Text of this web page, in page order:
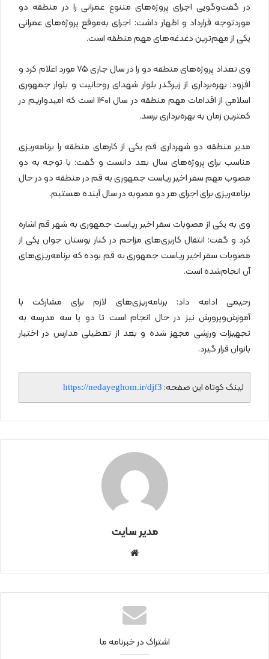
در گفت‌وگویی اجرای پروژه‌های متنوع عمرانی را در منطقه دو
موردتوجه قرارداد و اظهار داشت: اجرای به‌موقع پروژه‌های عمرانی
یکی از مهم‌ترین دغدغه‌های مهم منطقه است.
وی تعداد پروژه‌های منطقه دو را در سال جاری ۷۵ مورد اعلام کرد و
افزود: بهره‌برداری از زیرگذر بلوار شهدای روحانیت و بلوار جمهوری
اسلامی از اقدامات مهم منطقه در سال ۱۴۰۱ است که امیدواریم در
کمترین زمان به بهره‌برداری برسد.
مدیر منطقه دو شهرداری قم یکی از کارهای منطقه را برنامه‌ریزی
مناسب برای پروژه‌های سال بعد دانست و گفت: با توجه به دو
مصوب مهم سفر اخیر ریاست جمهوری به قم در منطقه دو در حال
برنامه‌ریزی برای اجرای هر دو مصوبه در سال آینده هستیم.
وی به یکی از مصوبات سفر اخیر ریاست جمهوری به شهر قم اشاره
کرد و گفت: انتقال کاربری‌های مزاحم در کنار بوستان جوان یکی از
مصوبات سفر اخیر ریاست جمهوری به قم بوده که برنامه‌ریزی‌های
آن انجام‌شده است.
رحیمی ادامه داد: برنامه‌ریزی‌های لازم برای مشارکت با
آموزش‌وپرورش نیز در حال انجام است تا دو یا سه مدرسه به
تجهیزات ورزشی مجهز شده و بعد از تعطیلی مدارس در اختیار
بانوان قرار گیرد.
لینک کوتاه این صفحه: https://nedayeghom.ir/djf3
مدیر سایت
نتی
اشتراک در خبرنامه ما